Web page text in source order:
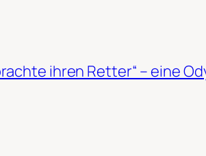
ihren Retter“ – eine